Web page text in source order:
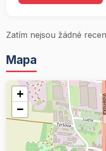
Zatím nejsou žádné
Mapa
+
−